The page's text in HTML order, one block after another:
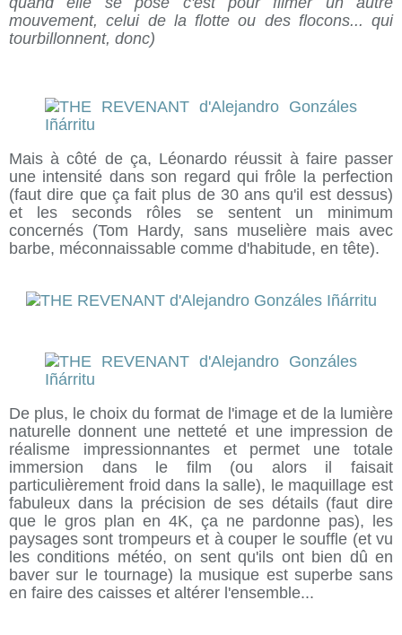
mouvement, celui de la flotte ou des flocons... qui
tourbillonnent, donc)
Mais à côté de ça, Léonardo réussit à faire passer
une intensité dans son regard qui frôle la perfection
(faut dire que ça fait plus de 30 ans qu'il est dessus)
et les seconds rôles se sentent un minimum
concernés (Tom Hardy, sans muselière mais avec
barbe, méconnaissable comme d'habitude, en tête).
De plus, le choix du format de l'image et de la lumière
naturelle donnent une netteté et une impression de
réalisme impressionnantes et permet une totale
immersion dans le film (ou alors il faisait
particulièrement froid dans la salle), le maquillage est
fabuleux dans la précision de ses détails (faut dire
que le gros plan en 4K, ça ne pardonne pas), les
paysages sont trompeurs et à couper le souffle (et vu
les conditions météo, on sent qu'ils ont bien dû en
baver sur le tournage) la musique est superbe sans
en faire des caisses et altérer l'ensemble...